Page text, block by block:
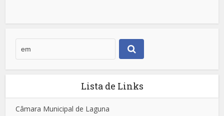
Lista de Links
Câmara Municipal de Laguna